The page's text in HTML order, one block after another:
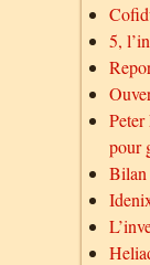
5,
Peter
pour
Bilan